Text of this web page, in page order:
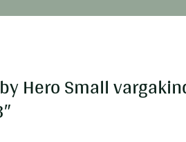
Hero Small